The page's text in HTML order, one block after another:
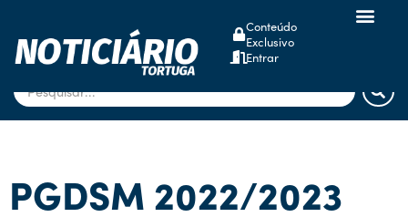
Conteúdo
Exclusivo
Entrar
PGDSM 2022/2023